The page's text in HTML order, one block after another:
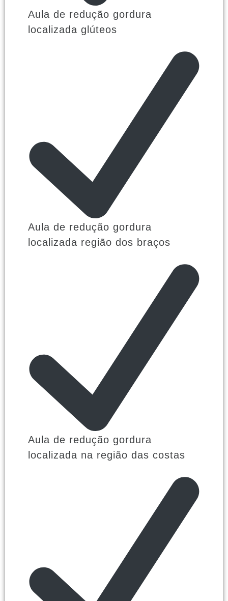
Aula de redução gordura
localizada glúteos
Aula de redução gordura
localizada região dos braços
Aula de redução gordura
localizada na região das costas